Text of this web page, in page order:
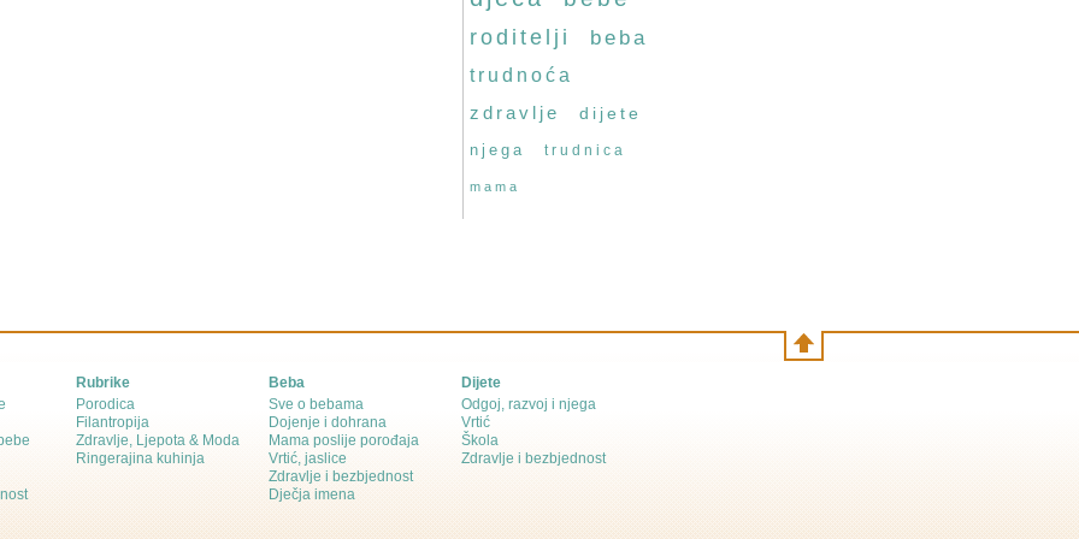
roditelji beba
trudnoća
zdravlje
dijete
njega trudnica
mama
Rubrike
Porodica
Filantropija
Zdravlje, Ljepota & Moda
Ringerajina kuhinja
Beba
Sve o bebama
Dojenje i dohrana
Mama poslije porođaja
Vrtić, jaslice
Zdravlje i bezbjednost
Dječja imena
Dijete
Odgoj, razvoj i njega
Vrtić
Škola
Zdravlje i bezbjednost